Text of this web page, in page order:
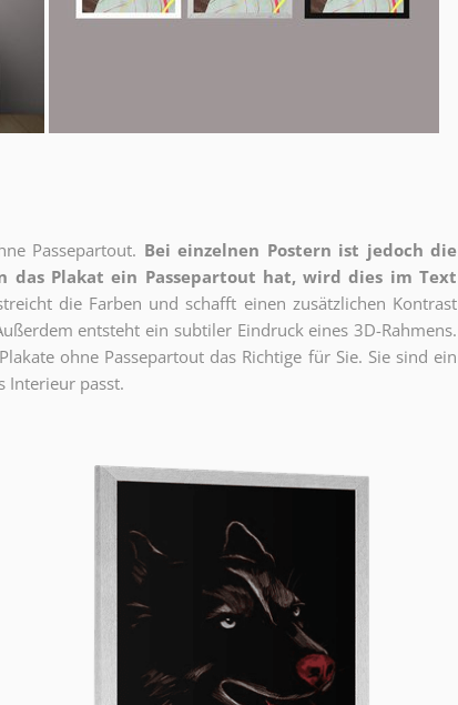
Passepartout. Bei einzelnen Postern ist jedoch die
das Plakat ein Passepartout hat, wird dies im Text
die Farben und schafft einen zusätzlichen Kontrast
entsteht ein subtiler Eindruck eines 3D-Rahmens.
ohne Passepartout das Richtige für Sie. Sie sind ein
Interieur passt.